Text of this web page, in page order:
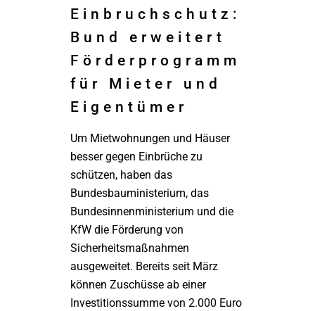
Einbruchschutz:
Bund erweitert
Förderprogramm
für Mieter und
Eigentümer
Um Mietwohnungen und Häuser
besser gegen Einbrüche zu
schützen, haben das
Bundesbauministerium, das
Bundesinnenministerium und die
KfW die Förderung von
Sicherheitsmaßnahmen
ausgeweitet. Bereits seit März
können Zuschüsse ab einer
Investitionssumme von 2.000 Euro